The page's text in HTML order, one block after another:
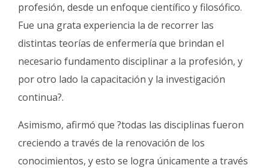
profesión, desde un enfoque científico y filosófico.
Fue una grata experiencia la de recorrer las
distintas teorías de enfermería que brindan el
necesario fundamento disciplinar a la profesión, y
por otro lado la capacitación y la investigación
continua?.
Asimismo, afirmó que ?todas las disciplinas fueron
creciendo a través de la renovación de los
conocimientos, y esto se logra únicamente a través